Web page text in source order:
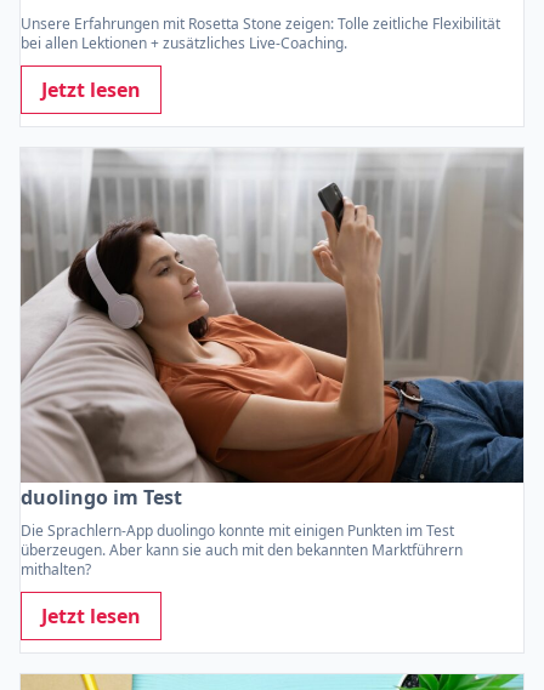
Unsere Erfahrungen mit Rosetta Stone zeigen: Tolle zeitliche Flexibilität
bei allen Lektionen + zusätzliches Live-Coaching.
Jetzt lesen
duolingo im Test
Die Sprachlern-App duolingo konnte mit einigen Punkten im Test
überzeugen. Aber kann sie auch mit den bekannten Marktführern
mithalten?
Jetzt lesen